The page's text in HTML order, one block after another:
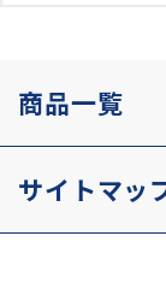
商品一覧
サイトマッ